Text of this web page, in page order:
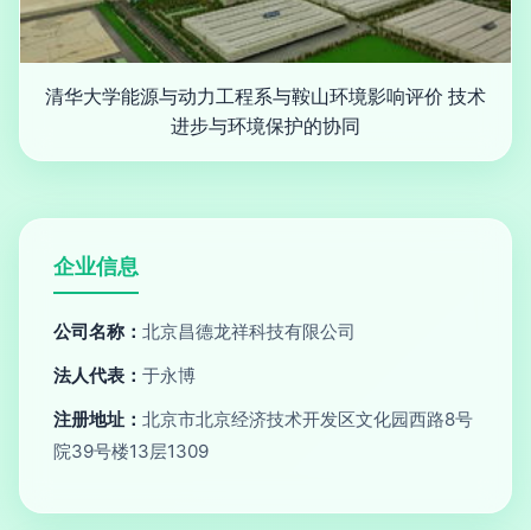
清华大学能源与动力工程系与鞍山环境影响评价 技术
进步与环境保护的协同
企业信息
公司名称： 北京昌德龙祥科技有限公司
法人代表： 于永博
注册地址： 北京市北京经济技术开发区文化园西路8号
院39号楼13层1309